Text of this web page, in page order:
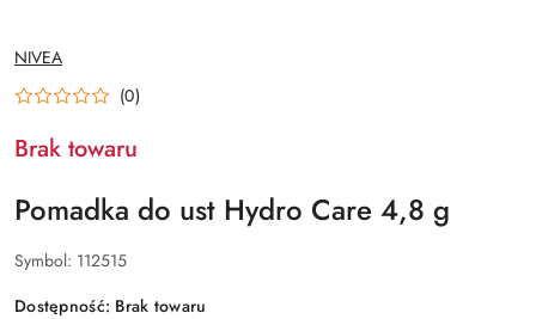
NAZWA
PRODUCENTA:
NIVEA
(0)
Brak towaru
Pomadka do ust Hydro Care 4,8 g
Symbol: 112515
Dostępność: Brak towaru